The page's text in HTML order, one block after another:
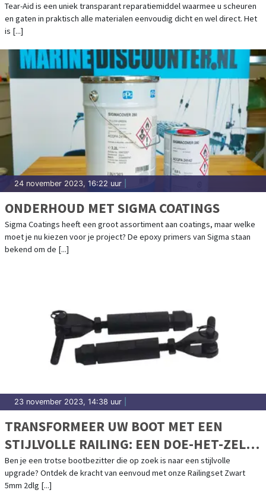
Tear-Aid is een uniek transparant reparatiemiddel waarmee u scheuren
en gaten in praktisch alle materialen eenvoudig dicht en wel direct. Het
is [...]
24 november 2023, 16:22 uur
ONDERHOUD MET SIGMA COATINGS
Sigma Coatings heeft een groot assortiment aan coatings, maar welke
moet je nu kiezen voor je project? De epoxy primers van Sigma staan
bekend om de [...]
23 november 2023, 14:38 uur
TRANSFORMEER UW BOOT MET EEN
STIJLVOLLE RAILING: EEN DOE-HET-ZELF
PROJECT
Ben je een trotse bootbezitter die op zoek is naar een stijlvolle
upgrade? Ontdek de kracht van eenvoud met onze Railingset Zwart
5mm 2dlg [...]